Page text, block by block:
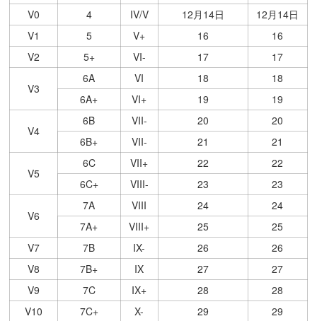
V0 4 IV/V 12月14日
12月14日
V1
5 V+ 16
16
V2
5+ VI- 17 17
V3
6A VI 18
18
6A+
VI+ 19 19
V4
6B VII- 20
20
6B+
VII- 21 21
V5
6C VII+ 22
22
6C+
VIII- 23 23
V6
7A VIII 24
24
7A+
VIII+ 25
25
V7
7B IX- 26
26
V8
7B+ IX 27
27
V9
7C IX+ 28
28
V10
7C+ X- 29 29